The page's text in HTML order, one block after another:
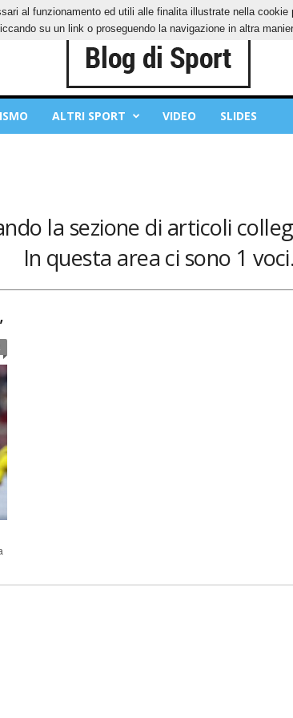
PRIVACY POLICY
ALTRI SPORT VIDEO SLIDES
la sezione di articoli
In questa area ci sono 1 voci.
al funzionamento ed utili alle finalita illustrate nella
su un link o proseguendo la navigazione in altra